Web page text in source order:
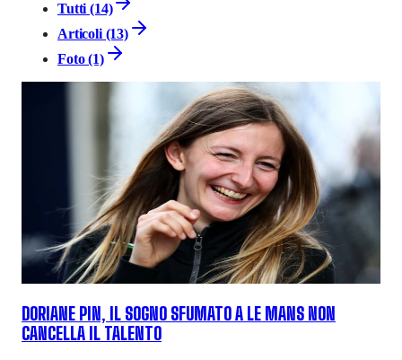
Tutti (14)
Articoli (13)
Foto (1)
DORIANE PIN, IL SOGNO SFUMATO A LE MANS NON
CANCELLA IL TALENTO